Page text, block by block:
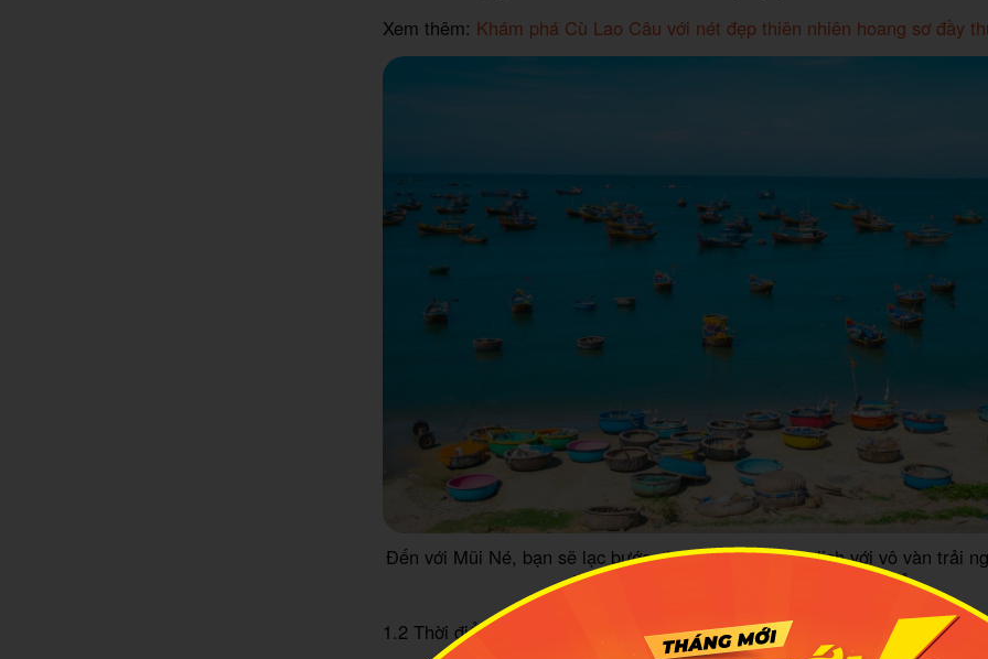
Xem thêm: Khám phá Cù Lao Câu với nét đẹp thiên nhiên hoang sơ đầy
Đến với Mũi Né, bạn sẽ lạc bước vào thiên đường du lịch với vô vàn trải
thú vị, hấp dẫn mà chẳng cần lo về giá cả
1.2 Thời điểm lý tưởng để đến đây khám phá